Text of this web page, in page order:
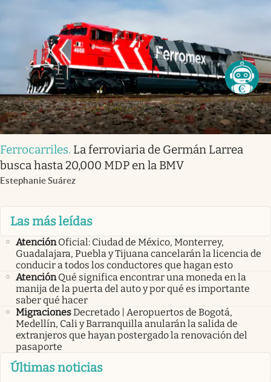
Ferrocarriles. La ferroviaria de Germán Larrea
busca hasta 20,000 MDP en la BMV
Estephanie Suárez
Las más leídas
Atención Oficial: Ciudad de México, Monterrey,
Guadalajara, Puebla y Tijuana cancelarán la licencia de
conducir a todos los conductores que hagan esto
Atención Qué significa encontrar una moneda en la
manija de la puerta del auto y por qué es importante
saber qué hacer
MigracionesDecretado | Aeropuertos de Bogotá,
Medellín, Cali y Barranquilla anularán la salida de
extranjeros que hayan postergado la renovación del
pasaporte
Últimas noticias